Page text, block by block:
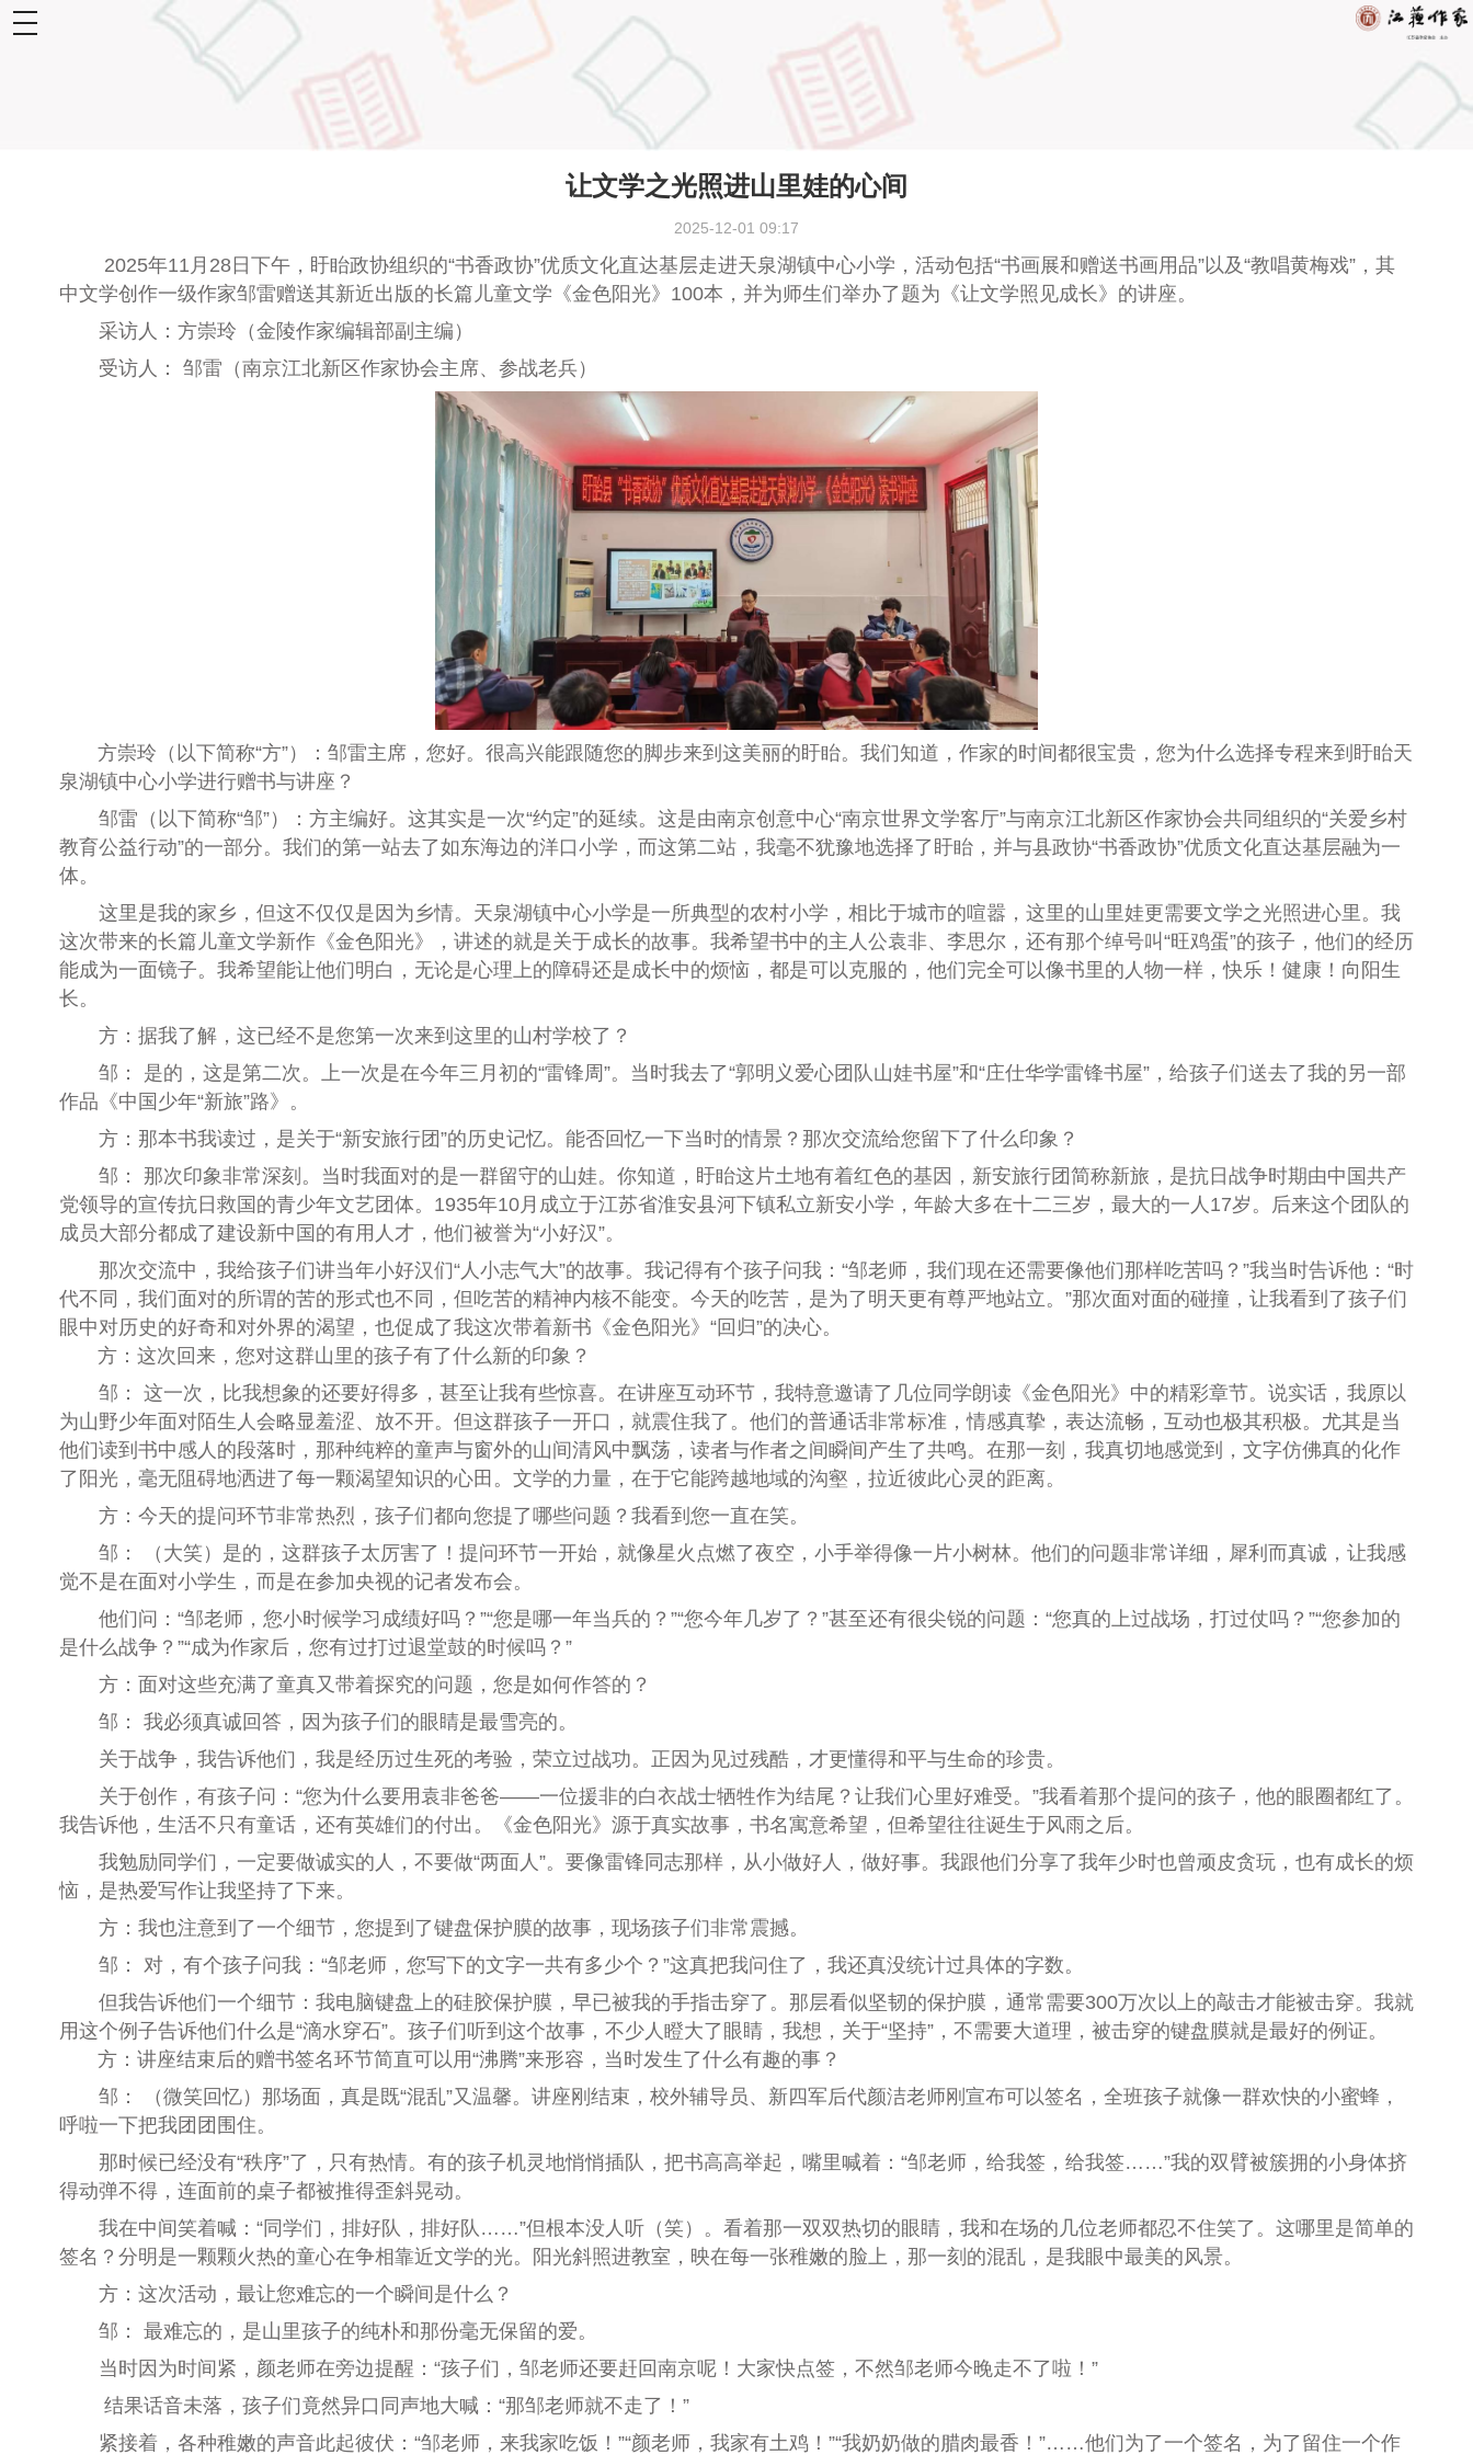
toggle
让文学之光照进山里娃的心间
2025-12-01 09:17
2025年11月28日下午，盱眙政协组织的“书香政协”优质文化直达基层走进天泉湖镇中心小学 ， 活动包括“书画展和赠送书画用品”以及“教唱黄梅戏”， 其
中文学创作一级作家邹雷赠送其新近出版的长篇儿童文学《金色阳光》100本，并为师生们举办了题为《让文学照见成长》的讲座。
采访人：方崇玲 （金陵作家编辑部副主编）
受访人： 邹雷（南京江北新区作家协会主席、参战老兵）
方崇玲（以下简称“方”）：邹雷主席，您好。很高兴能跟随您的脚步来到这美丽的盱眙。我们知道，作家的时间都很宝贵，您为什么选择专程来到盱眙天
泉湖镇中心小学进行赠书与讲座？
邹雷（以下简称“邹”）： 方主编好。这其实是一次“约定”的延续。这是由南京创意中心“南京世界文学客厅”与南京江北新区作家协会共同组织的“关爱乡村
教育公益行动”的一部分。我们的第一站去了如东海边的洋口小学，而这第二站，我毫不犹豫地选择了盱眙， 并与县政协“书香政协”优质文化直达基层融为一
体。
这里是我的家乡，但这不仅仅是因为乡情。天泉湖镇中心小学是一所典型的农村小学，相比于城市的喧嚣，这里的山里娃更需要文学之光照进心里。我
这次带来的长篇儿童文学新作《金色阳光》，讲述的就是关于成长的故事。我希望书中的主人公袁非、李思尔，还有那个绰号叫 “旺鸡蛋”的孩子，他们的经历
能成为一面镜子。我希望能让他们明白，无论是心理上的障碍还是成长中的烦恼，都是可以克服的，他们完全可以像书里的人物一样，快乐！ 健康 ！ 向阳生
长。
方：据我了解，这已经不是您第一次来到这里的山村学校了？
邹： 是的，这是第二次。上一次是在今年三月初的“雷锋周”。当时我去了“郭明义爱心团队山娃书屋”和“庄仕华学雷锋书屋”，给孩子们送去了我的另一部
作品《中国少年“新旅”路》。
方：那本书我读过，是关于“新安旅行团”的历史记忆。能否回忆一下当时的情景？那次交流给您留下了什么印象？
邹： 那次印象非常深刻。当时我面对的是一群留守的山娃。你知道，盱眙这片土地有着红色的基因，新安旅行团简称新旅，是抗日战争时期由中国共产
党领导的宣传抗日救国的青少年文艺团体。1935年10月成立于江苏省淮安县河下镇私立新安小学 ， 年龄大多在十二三岁，最大的一人17岁。后来这个团队的
成员大部分都成了建设新中国的有用人才，他们被誉为“小好汉”。
那次交流中，我给孩子们讲当年小好汉们“人小志气大”的故事。我记得有个孩子问我： “邹老师，我们现在还需要像他们那样吃苦吗？ ”我当时告诉他： “时
代不同，我们面对的所谓的苦的形式也不同，但吃苦的精神内核不能变。今天的吃苦，是为了明天更有尊严地站立。 ”那次面对面的碰撞，让我看到了孩子们
眼中对历史的好奇和对外界的渴望，也促成了我这次带着新书《金色阳光》 “回归”的决心。
方：这次回来，您对这群山里的孩子有了什么新的印象？
邹： 这一次，比我想象的还要好得多，甚至让我有些惊喜。在讲座互动环节，我特意邀请了几位同学朗读《金色阳光》中的精彩章节。说实话，我原以
为山野少年面对陌生人会略显羞涩、放不开。但这群孩子一开口，就震住我了。他们的普通话非常标准，情感真挚，表达流畅，互动也极其积极。尤其是当
他们读到书中感人的段落时，那种纯粹的童声与窗外的山间清风中飘荡，读者与作者之间瞬间产生了共鸣。在那一刻，我真切地感觉到，文字仿佛真的化作
了阳光，毫无阻碍地洒进了每一颗渴望知识的心田。文学的力量，在于它能跨越地域的沟壑，拉近彼此心灵的距离。
方：今天的提问环节非常热烈，孩子们都向您提了哪些问题？我看到您一直在笑。
邹： （大笑）是的，这群孩子太厉害了！提问环节一开始，就像星火点燃了夜空，小手举得像一片小树林。他们的问题非常详细，犀利而真诚，让我感
觉不是在面对小学生，而是在参加央视的记者发布会。
他们问： “邹老师，您小时候学习成绩好吗？ ”“您是哪一年当兵的？ ”“您今年几岁了？ ”甚至还有很尖锐的问题： “您真的上过战场， 打过仗吗？ ”“您参加的
是什么战争？ ”“成为作家后，您有过打过退堂鼓的时候吗？ ”
方：面对这些充满了童真又带着探究的问题，您是如何作答的？
邹： 我必须真诚 回答，因为孩子们的眼睛是最雪亮的。
关于战争，我告诉他们，我是经历过生死的考验 ， 荣立过战功。正因为见过残酷，才更懂得和平与生命的珍贵。
关于创作，有孩子问： “您为什么要用袁非爸爸——一位援非的白衣战士牺牲作为结尾？让我们心里好难受。 ”我看着那个提问的孩子，他的眼圈都红了。
我告诉他，生活不只有童话，还有英雄们的付出。《金色阳光》源于真实故事，书名寓意希望，但希望往往诞生于风雨之后。
我勉励同学们，一定要做诚实的人，不要做“两面人 ”。要像雷锋同志那样，从小做好人，做好事。我跟他们分享了我年少时也曾顽皮贪玩，也有成长的烦
恼，是热爱写作让我坚持了下来。
方：我也注意到了一个细节，您提到了键盘保护膜的故事，现场孩子们非常震撼。
邹： 对，有个孩子问我： “邹老师，您写下的文字一共有多少个？ ”这真把我问住了，我还真没统计过具体的字数。
但我告诉他们一个细节：我电脑键盘上的硅胶保护膜，早已被我的手指击穿了。那层看似坚韧的保护膜，通常需要300万次以上的敲击才能被击穿。我就
用这个例子告诉他们什么是“滴水穿石”。孩子们听到这个故事，不少人 瞪大了眼睛，我想，关于“坚持”，不需要大道理， 被击穿的键盘膜就是最好的例 证。
方：讲座结束后的赠书签名环节简直可以用“沸腾”来形容，当时发生了什么有趣的事？
邹： （微笑回忆）那场面，真是既“混乱”又温馨。讲座刚结束，校外辅导员、新四军后代颜洁老师刚宣布可以签名，全班孩子就像一群欢快的小蜜蜂，
呼啦一下把我团团围住。
那时候已经没有“秩序”了，只有热情。有的孩子机灵地悄悄插队，把书高高举起，嘴里喊着： “邹老师，给我签，给我签……”我的双臂被簇拥的小身体挤
得动弹不得，连面前的桌子都被推得歪斜晃动。
我在中间笑着喊： “同学们，排好队，排好队……”但根本没人听（笑）。看着那一双双热切的眼睛，我和在场的几位老师都忍不住笑了。这哪里是简单的
签名？分明是一颗颗火热的童心在争相靠近文学的光。阳光斜照进教室，映在每一张稚嫩的脸上，那一刻的混乱，是我眼中最美的风景。
方：这次活动，最让您难忘的一个瞬间是什么？
邹： 最难忘的，是山里孩子的纯朴和那份毫无保留的爱。
当时因为时间紧，颜老师在旁边提醒：“孩子们，邹老师还要赶回南京呢！大家快点签，不然邹老师今晚走不了啦！”
结果话音未落，孩子们竟然异口同声地大喊：“那邹老师就不走了！”
紧接着，各种稚嫩的声音此起彼伏： “邹老师，来我家吃饭！ ”“颜老师，我家有土鸡！ ”“我奶奶做的腊肉最香！ ”……他们为了一个签名，为了留住一个作